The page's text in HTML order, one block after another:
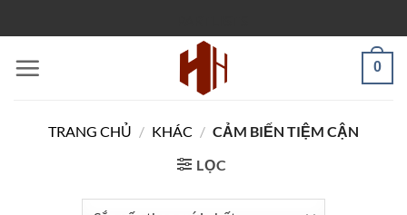
qua
nội
dung
0
TRANG CHỦ / KHÁC / CẢM BIẾN TIỆM CẬN
LỌC